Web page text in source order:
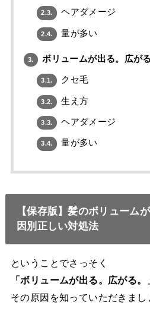
2.3. ヘアダメージ
2.4. 量が多い
3. ボリュームが出る。広が
3.1. クセ毛
3.2. 生え方
3.3. ヘアダメージ
3.4. 量が多い
【保存版】髪のボリューム
因別正しい対処法
ということでさっそく
「ボリュームが出る。広がる。
その原因を知っていただきまし